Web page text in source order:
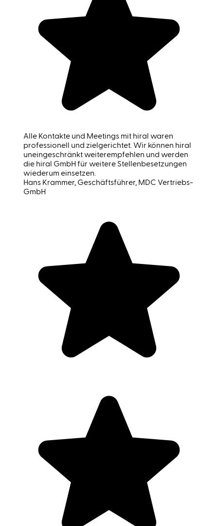
Alle Kontakte und Meetings mit hiral waren
professionell und zielgerichtet. Wir können hiral
uneingeschränkt weiterempfehlen und werden
die hiral GmbH für weitere Stellenbesetzungen
wiederum einsetzen.
Hans Krammer, Geschäftsführer, MDC Vertriebs-
GmbH